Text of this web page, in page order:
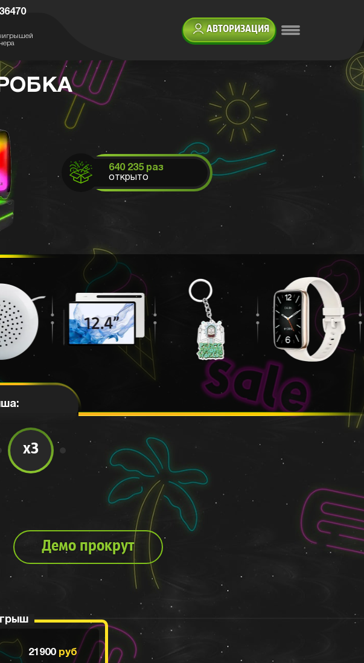
АВТОРИЗАЦИЯ
640 235 раз
открыто
x3
Демо прокрут
21900 руб